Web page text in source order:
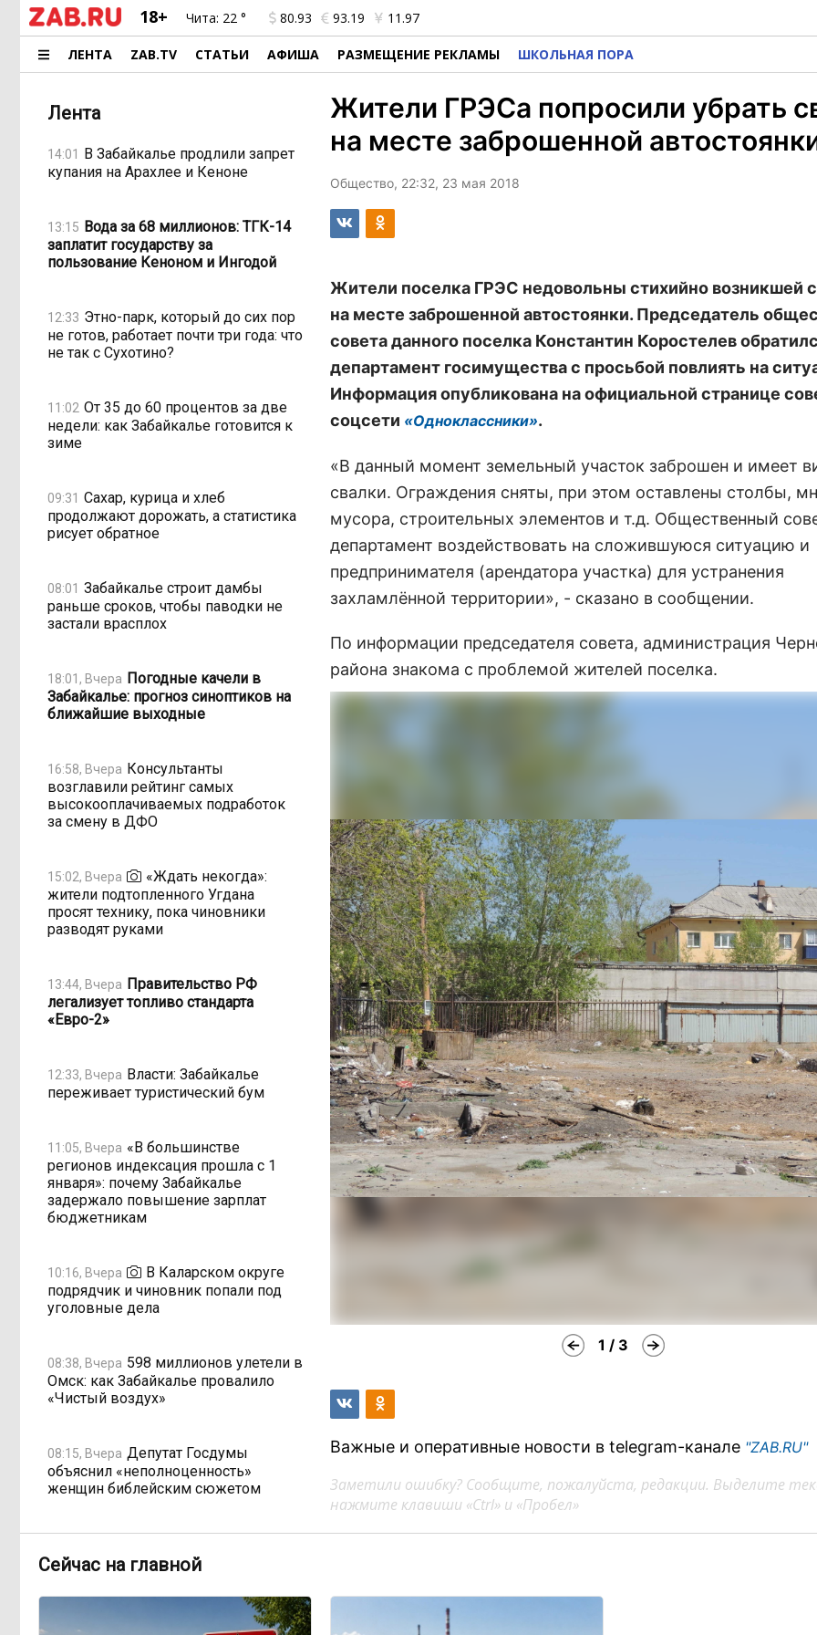
18+ Чита: 22 ° 80.93 93.19 11.97
ЛЕНТА ZAB.TV СТАТЬИ АФИША РАЗМЕЩЕНИЕ РЕКЛАМЫ ШКОЛЬНАЯ ПОРА
Лента
14:01 В Забайкалье продлили запрет
купания на Арахлее и Кеноне
13:15 Вода за 68 миллионов: ТГК-14
заплатит государству за
пользование Кеноном и Ингодой
12:33 Этно-парк, который до сих пор
не готов, работает почти три года: что
не так с Сухотино?
11:02 От 35 до 60 процентов за две
недели: как Забайкалье готовится к
зиме
09:31 Сахар, курица и хлеб
продолжают дорожать, а статистика
рисует обратное
08:01 Забайкалье строит дамбы
раньше сроков, чтобы паводки не
застали врасплох
18:01, Вчера Погодные качели в
Забайкалье: прогноз синоптиков на
ближайшие выходные
16:58, Вчера Консультанты
возглавили рейтинг самых
высокооплачиваемых подработок
за смену в ДФО
15:02, Вчера
«Ждать некогда»:
жители подтопленного Угдана
просят технику, пока чиновники
разводят руками
13:44, Вчера Правительство РФ
легализует топливо стандарта
«Евро-2»
12:33, Вчера Власти: Забайкалье
переживает туристический бум
11:05, Вчера «В большинстве
регионов индексация прошла с 1
января»: почему Забайкалье
задержало повышение зарплат
бюджетникам
10:16, Вчера
В Каларском округе
подрядчик и чиновник попали под
уголовные дела
08:38, Вчера 598 миллионов улетели в
Омск: как Забайкалье провалило
«Чистый воздух»
08:15, Вчера Депутат Госдумы
объяснил «неполноценность»
женщин библейским сюжетом
проверку из-за раскопок ТГК-14
Когда ждать денег?
Жители ГРЭСа попросили убрать
на месте заброшенной
Общество, 22:32, 23 мая 2018
Жители поселка ГРЭС недовольны стихийно возникшей
на месте заброшенной автостоянки. Председатель
совета данного поселка Константин Коростелев
департамент госимущества с просьбой повлиять на
Информация опубликована на официальной странице
соцсети «Одноклассники».
«В данный момент земельный участок заброшен и имеет
свалки. Ограждения сняты, при этом оставлены столбы,
мусора, строительных элементов и т.д. Общественный
департамент воздействовать на сложившуюся ситуацию и
предпринимателя (арендатора участка) для устранения
захламлённой территории», - сказано в сообщении.
По информации председателя совета, администрация
района знакома с проблемой жителей поселка.
1 / 3
Важные и оперативные новости в telegram-канале "ZAB.RU"
Заметили ошибку? Сообщите, пожалуйста, редакции. Выделите
нажмите клавиши «Ctrl» и «Пробел»
Сейчас на главной